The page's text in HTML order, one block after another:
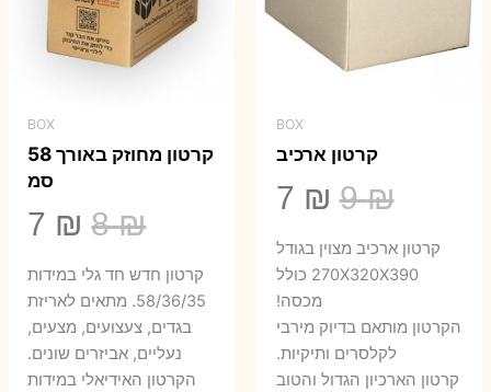
BOX
קרטון ארכיב
9₪
המחיר
המקורי
היה:
9 ₪.
7 ₪
הנוכחי
הוא:
קרטון ארכיב מצוין בגודל
270X320X390 כולל
מכסה!
הקרטון מותאם בדיוק מירבי
לקלסרים ותיקיות.
קרטון הארכיון הגדול והטוב
BOX
קרטון מחוזק באורך 58
סמ
8₪
היה:
8 ₪.
7 ₪
7 ₪.
קרטון חדש חד גלי במידות
58/36/35. מתאים לאריזת
בגדים, צעצועים, מצעים,
נעליים, אביזרים שונים.
הקרטון האידיאלי במידות